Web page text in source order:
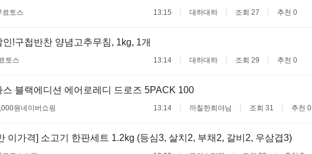
료 토스 13:15 대하대하 조회 27 추천 0
인!구첩반찬 양념고추무침, 1kg, 1개
토스 13:14 대하대하 조회 29 추천 0
스 블랙에디션 에어로레디 드로즈 5PACK 100
원네이버쇼핑 13:14 까칠한희야님 조회 31 추천 0
이가격] 소고기 한판세트 1.2kg (등심3, 살치2, 부채2, 갈비2, 우삼겹3)